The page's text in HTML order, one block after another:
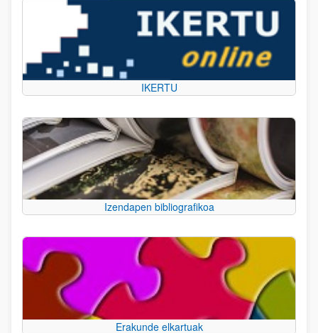
IKERTU
Izendapen bibliografikoa
Erakunde elkartuak